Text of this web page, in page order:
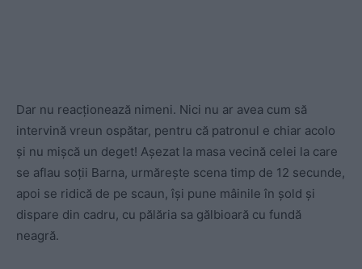
Dar nu reacționează nimeni. Nici nu ar avea cum să
intervină vreun ospătar, pentru că patronul e chiar acolo
și nu mișcă un deget! Așezat la masa vecină celei la care
se aflau soții Barna, urmărește scena timp de 12 secunde,
apoi se ridică de pe scaun, își pune mâinile în șold și
dispare din cadru, cu pălăria sa gălbioară cu fundă
neagră.